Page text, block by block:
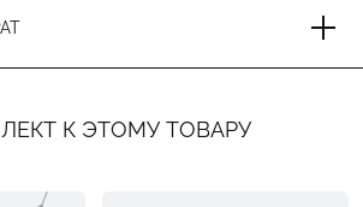
К ЭТОМУ ТОВАРУ